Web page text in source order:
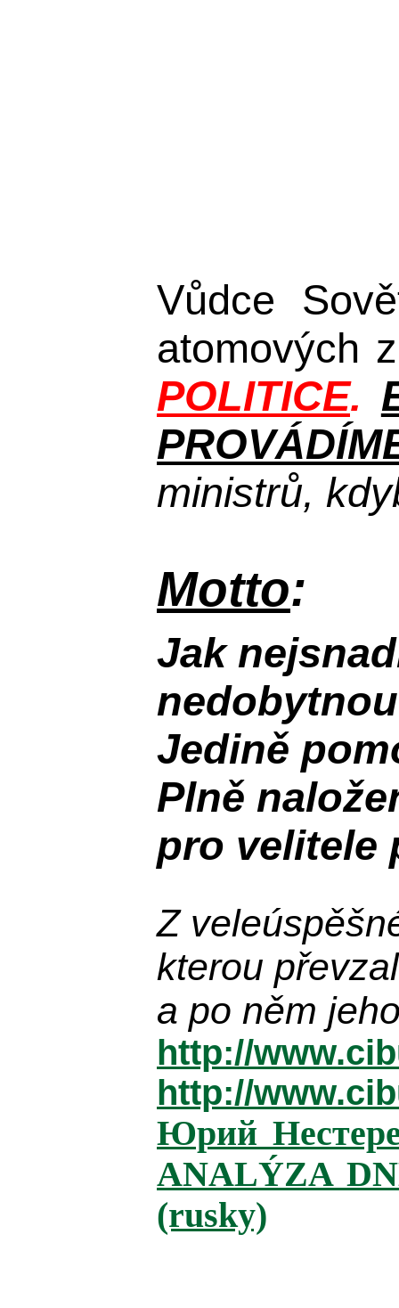
Vůdce
atomových
POLITICE.
ministrů,
Motto:
Jak
Jedině
Plně n
pro velitele
Z
kterou
a po něm
http://
http://
Юрий
ANALÝZA
(rusky)